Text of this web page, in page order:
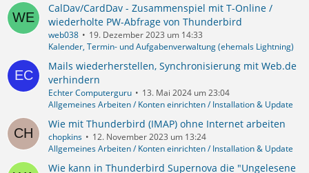
CalDav/CardDav - Zusammenspiel mit T-Online /
wiederholte PW-Abfrage von Thunderbird
web038
19. Dezember 2023 um 14:33
Kalender, Termin- und Aufgabenverwaltung (ehemals Lightning)
Mails wiederherstellen, Synchronisierung mit Web.de
verhindern
Echter Computerguru
13. Mai 2024 um 23:04
Allgemeines Arbeiten / Konten einrichten / Installation & Update
Wie mit Thunderbird (IMAP) ohne Internet arbeiten
chopkins
12. November 2023 um 13:24
Allgemeines Arbeiten / Konten einrichten / Installation & Update
Wie kann in Thunderbird Supernova die "Ungelesene